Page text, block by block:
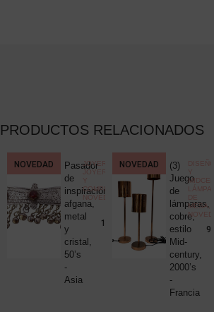
PRODUCTOS RELACIONADOS
,
€
NOVEDAD
Pasador
de
inspiración
afgana,
metal
y
cristal,
50’s
-
Asia
JOYERÍA
JOYERÍA
Y
COMPLEMENTOS
NOVEDADES
190,00
NOVEDAD
(3)
Juego
de
lámparas,
cobre,
estilo
Mid-
century,
2000’s
-
Francia
DISEÑO
Y
DE
MESA,